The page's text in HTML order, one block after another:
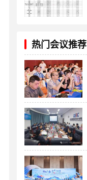
热门会议推荐